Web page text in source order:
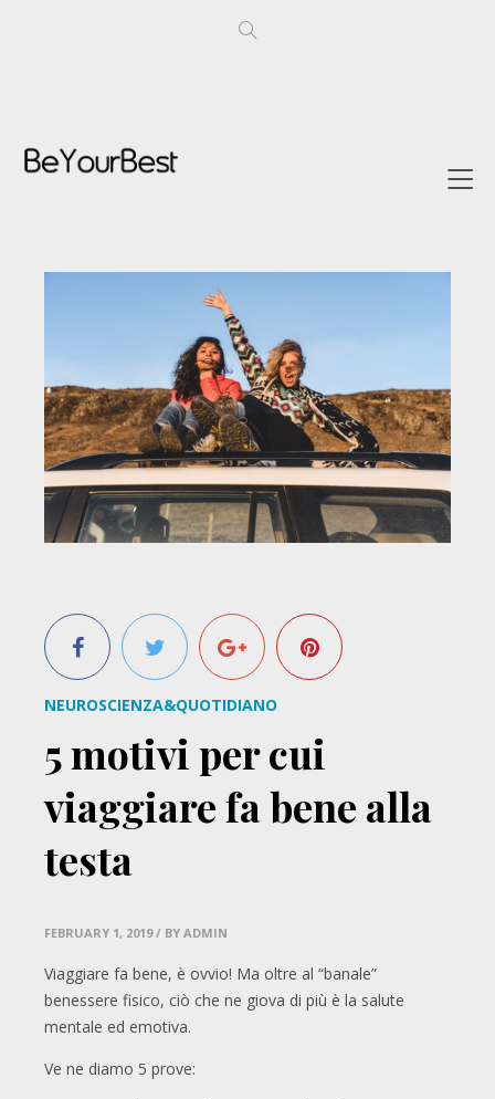
NEUROSCIENZA&QUOTIDIANO
5 motivi per cui
viaggiare fa bene alla
testa
FEBRUARY 1, 2019 / BY ADMIN
Viaggiare fa bene, è ovvio! Ma oltre al “banale”
benessere fisico, ciò che ne giova di più è la salute
mentale ed emotiva.
Ve ne diamo 5 prove: